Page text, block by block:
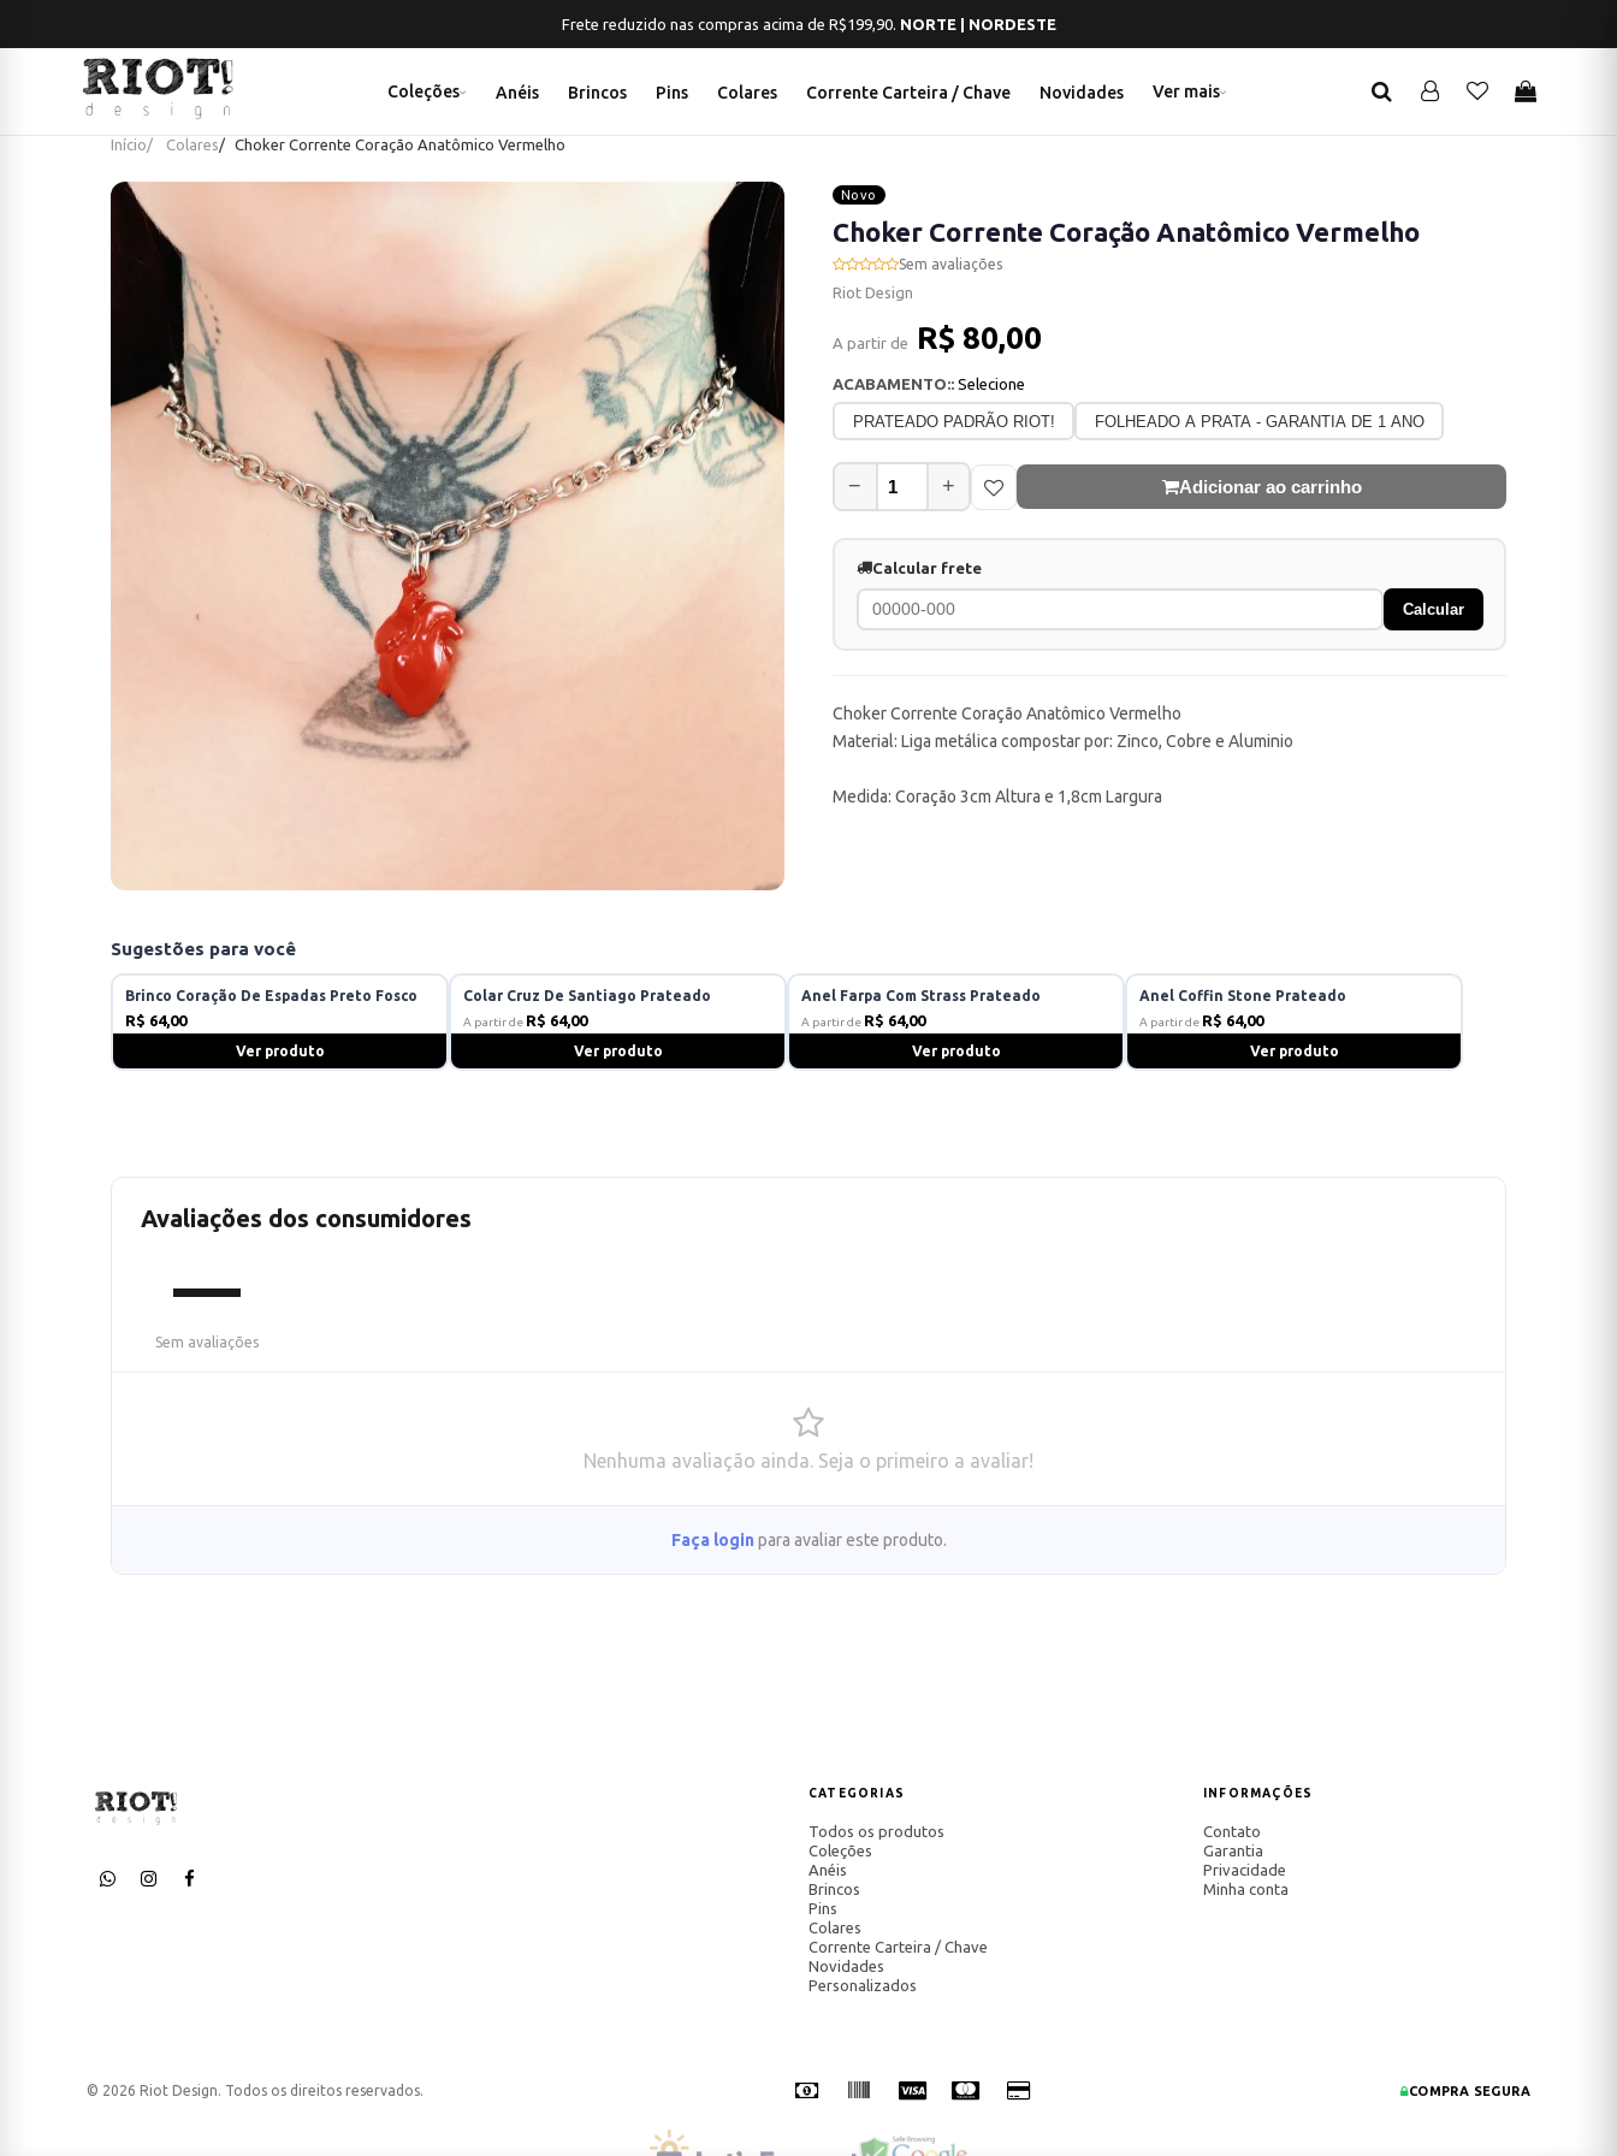
Frete reduzido nas compras acima de R$199,90. NORTE | NORDESTE
Coleções Anéis Brincos Pins Colares Corrente Carteira / Chave Novidades Ver mais
Início Colares Choker Corrente Coração Anatômico Vermelho
Novo
Choker Corrente Coração Anatômico Vermelho
Sem avaliações
Riot Design
A partir de R$ 80,00
ACABAMENTO:: Selecione
PRATEADO PADRÃO RIOT! FOLHEADO A PRATA - GARANTIA DE 1 ANO
− + Adicionar ao carrinho
Calcular frete
Calcular
Choker Corrente Coração Anatômico Vermelho
Material: Liga metálica compostar por: Zinco, Cobre e Aluminio
Medida: Coração 3cm Altura e 1,8cm Largura
Sugestões para você
Brinco Coração De Espadas Preto Fosco
R$ 64,00
Ver produto
Colar Cruz De Santiago Prateado
A partir de R$ 64,00
Ver produto
Anel Farpa Com Strass Prateado
A partir de R$ 64,00
Ver produto
Anel Coffin Stone Prateado
A partir de R$ 64,00
Ver produto
Avaliações dos consumidores
—
Sem avaliações
Nenhuma avaliação ainda. Seja o primeiro a avaliar!
Faça login para avaliar este produto.
CATEGORIAS
Todos os produtos
Coleções
Anéis
Brincos
Pins
Colares
Corrente Carteira / Chave
Novidades
Personalizados
INFORMAÇÕES
Contato
Garantia
Privacidade
Minha conta
© 2026 Riot Design. Todos os direitos reservados. COMPRA SEGURA